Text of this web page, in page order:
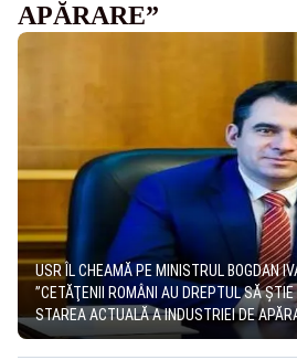
APĂRARE”
USR ÎL CHEAMĂ PE MINISTRUL BOGDAN
”CETĂŢENII ROMÂNI AU DREPTUL SĂ
STAREA ACTUALĂ A INDUSTRIEI DE